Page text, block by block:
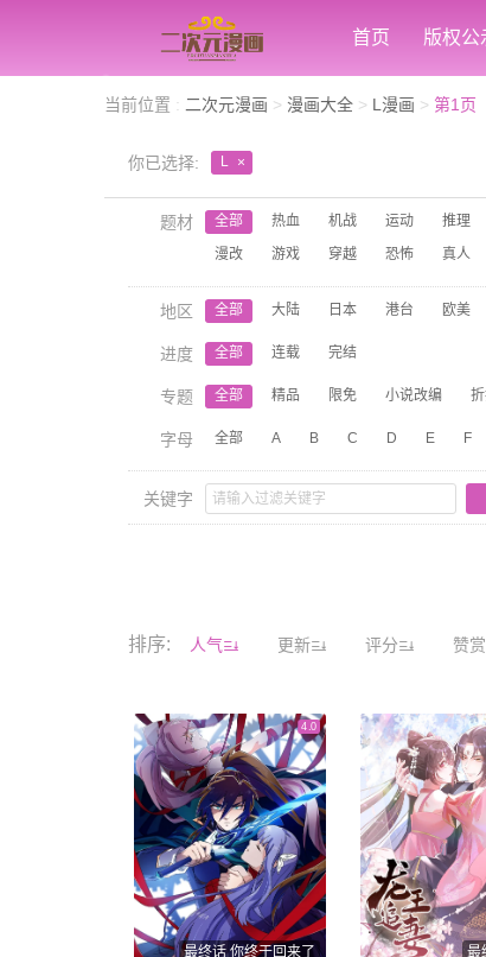
首页 版权公
当前位置 : 二次元漫画 > 漫画大全 > L漫画 > 第1页
你已选择: L ×
题材 全部 热血 机战 运动 推理
漫改
游戏 穿越 恐怖 真人
地区 全部 大陆 日本 港台 欧美
进度 全部 连载 完结
专题 全部 精品 限免 小说改编
字母 全部 A B C D E F
关键字
排序: 人气 更新 评分 赞赏
最终话 你终于回来了
4.0
最